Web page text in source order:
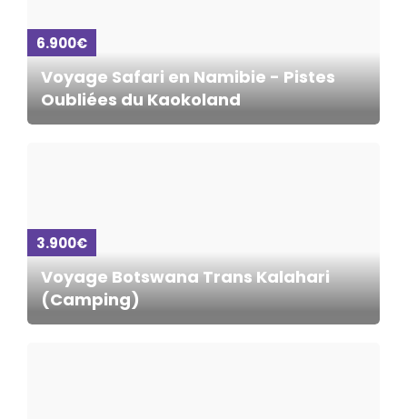
6.900€
Voyage Safari en Namibie - Pistes
Oubliées du Kaokoland
3.900€
Voyage Botswana Trans Kalahari
(Camping)